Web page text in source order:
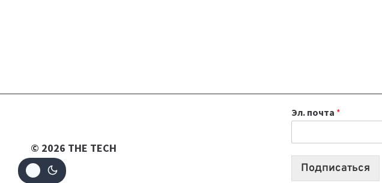
© 2026 THE TECH
Эл. почта *
Подписаться